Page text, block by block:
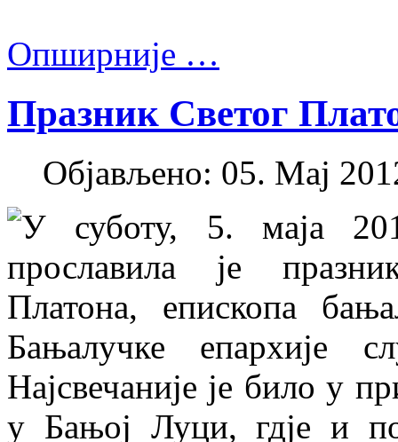
Опширније …
Празник Светог
Објављено: 05. Мај
У суботу, 5. маја
прославила је
Платона, епископа
Бањалучке епархије
Најсвечаније је било у
у Бањој Луци, гдје и